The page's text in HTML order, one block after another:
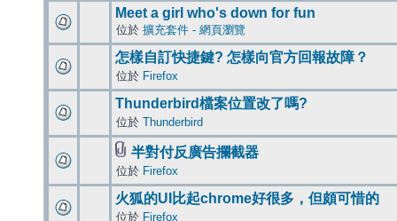
Meet a girl who's down for fun
位於 擴充套件 - 網頁瀏覽
怎樣自訂快捷鍵? 怎樣向官方回報故障？
位於 Firefox
Thunderbird檔案位置改了嗎?
位於 Thunderbird
半對付反廣告攔截器
位於 Firefox
火狐的UI比起chrome好很多，但頗可惜的
位於 Firefox